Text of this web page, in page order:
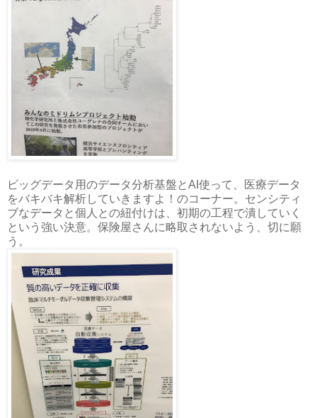
ビッグデータ用のデータ分析基盤とAI使って、医療データ
をバキバキ解析していきますよ！のコーナー。センシティ
ブなデータと個人との紐付けは、初期の工程で潰していく
という強い決意。保険屋さんに略取されないよう、切に願
う。